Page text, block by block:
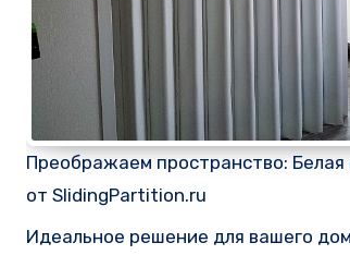
Преображаем пространство: Белая
от SlidingPartition.ru
Идеальное решение для вашего